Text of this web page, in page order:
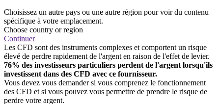
Choisissez un autre pays ou une autre région pour voir du contenu
spécifique à votre emplacement.
Choose country or region
Continuer
Les CFD sont des instruments complexes et comportent un risque
élevé de perdre rapidement de l'argent en raison de l'effet de levier.
76% des investisseurs particuliers perdent de l'argent lorsqu'ils
investissent dans des CFD avec ce fournisseur.
Vous devez vous demander si vous comprenez le fonctionnement
des CFD et si vous pouvez vous permettre de prendre le risque de
perdre votre argent.